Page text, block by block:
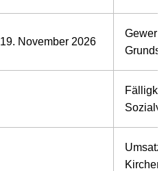
19. November 2026